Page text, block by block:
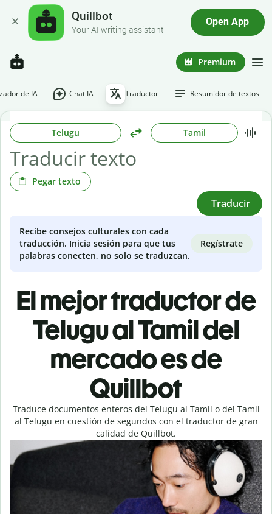
Quillbot
Your AI writing assistant
Open App
Premium
de IA Chat IA Traductor Resumidor de textos
Telugu Tamil
Pegar texto
Traducir
Recibe consejos culturales con cada
traducción. Inicia sesión para que tus
palabras conecten, no solo se traduzcan.
Regístrate
El mejor traductor de
Telugu al Tamil del
mercado es de
Quillbot
Traduce documentos enteros del Telugu al Tamil o del Tamil
al Telugu en cuestión de segundos con el traductor de gran
calidad de Quillbot.